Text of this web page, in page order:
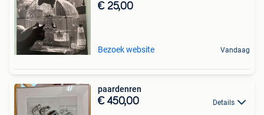
€ 25,00
Bezoek website Vandaag
paardenren
€ 450,00 Details